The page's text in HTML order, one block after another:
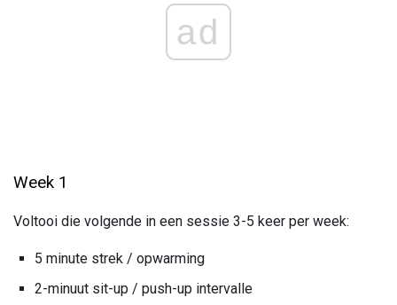
ad
Week 1
Voltooi die volgende in een sessie 3-5 keer per week:
5 minute strek / opwarming
2-minuut sit-up / push-up intervalle